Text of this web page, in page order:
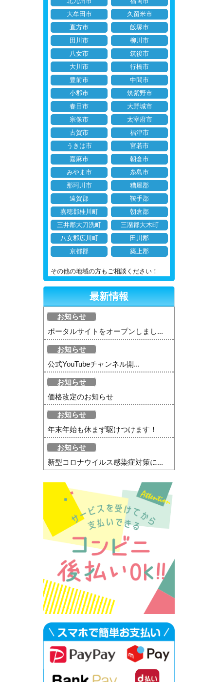
大牟田市
久留米市
直方市
飯塚市
田川市
柳川市
八女市
筑後市
大川市
行橋市
豊前市
中間市
小郡市
筑紫野市
春日市
大野城市
宗像市
太宰府市
古賀市
福津市
うきは市
宮若市
嘉麻市
朝倉市
みやま市
糸島市
那珂川市
糟屋郡
遠賀郡
鞍手郡
嘉穂郡桂川町
朝倉郡
三井郡大刀洗町
三潴郡大木町
八女郡広川町
田川郡
京都郡
築上郡
その他の地域の方もご相談ください！
最新情報
お知らせ
ポータルサイトをオープンしまし...
お知らせ
公式YouTubeチャンネル開...
お知らせ
価格改定のお知らせ
お知らせ
年末年始も休まず駆けつけます！
お知らせ
新型コロナウイルス感染症対策に...